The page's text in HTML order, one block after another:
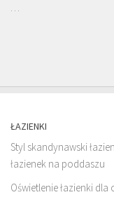
…
ŁAZIENKI
Styl skandynawski
łazienek na poddaszu
Oświetlenie łazienki